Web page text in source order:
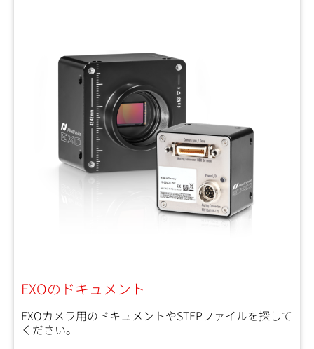
EXOのドキュメント
EXOカメラ用のドキュメントやSTEPファイルを探して
ください。